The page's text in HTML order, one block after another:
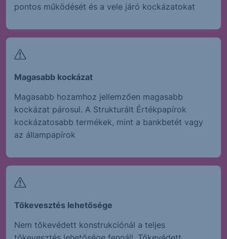
pontos működését és a vele járó kockázatokat
Magasabb kockázat
Magasabb hozamhoz jellemzően magasabb
kockázat párosul. A Strukturált Értékpapírok
kockázatosabb termékek, mint a bankbetét vagy
az állampapírok
Tőkevesztés lehetősége
Nem tőkevédett konstrukciónál a teljes